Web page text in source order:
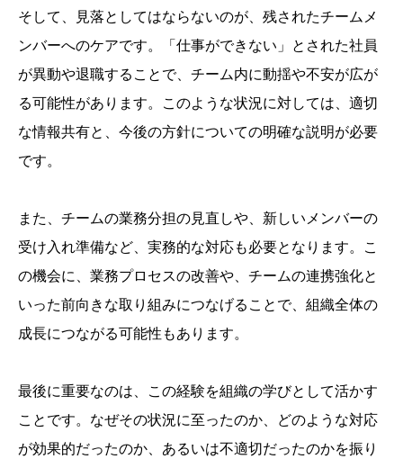
そして、見落としてはならないのが、残されたチームメ
ンバーへのケアです。「仕事ができない」とされた社員
が異動や退職することで、チーム内に動揺や不安が広が
る可能性があります。このような状況に対しては、適切
な情報共有と、今後の方針についての明確な説明が必要
です。
また、チームの業務分担の見直しや、新しいメンバーの
受け入れ準備など、実務的な対応も必要となります。こ
の機会に、業務プロセスの改善や、チームの連携強化と
いった前向きな取り組みにつなげることで、組織全体の
成長につながる可能性もあります。
最後に重要なのは、この経験を組織の学びとして活かす
ことです。なぜその状況に至ったのか、どのような対応
が効果的だったのか、あるいは不適切だったのかを振り